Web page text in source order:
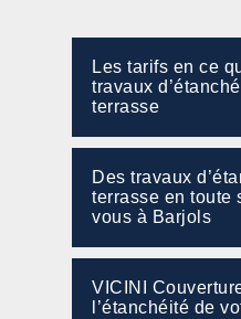
Les tarifs en ce
travaux
terrasse
Des travaux
terrasse en toute
vous à Barjols
VICINI
l’étanchéité de